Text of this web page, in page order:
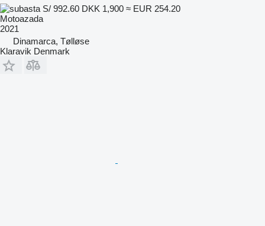
S/ 992.60 DKK 1,900 ≈ EUR 254.20
Motoazada
2021
Dinamarca, Tølløse
Klaravik Denmark